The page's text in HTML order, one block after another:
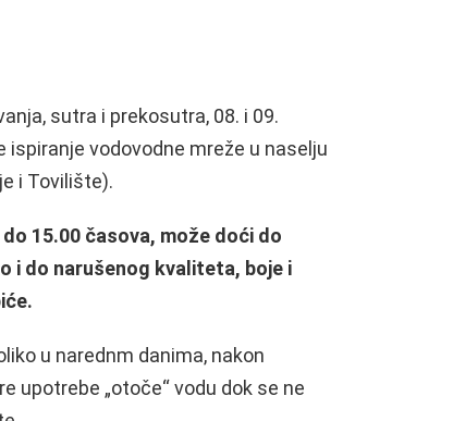
sutra i prekosutra, 08. i 09.
ispiranje vodovodne mreže u naselju
i Tovilište).
15.00 časova, može doći do
i do narušenog kvaliteta, boje i
u narednm danima, nakon
upotrebe „otoče“ vodu dok se ne